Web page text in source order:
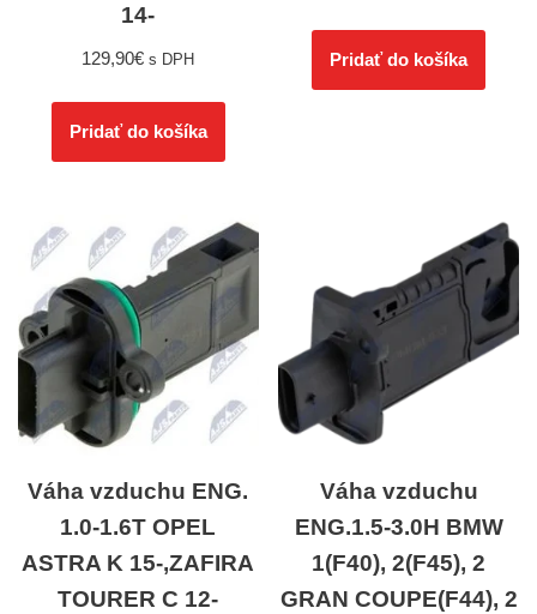
14-
129,90€ s DPH
Pridať do košíka
Pridať do košíka
Váha vzduchu ENG.
1.0-1.6T OPEL
ASTRA K 15-,ZAFIRA
TOURER C 12-
Váha vzduchu
ENG.1.5-3.0H BMW
1(F40), 2(F45), 2
GRAN COUPE(F44), 2